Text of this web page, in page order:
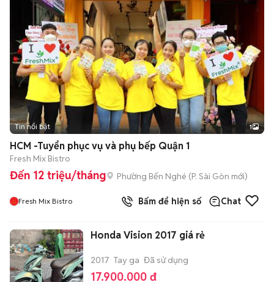
Tin nổi bật 1
HCM -Tuyển phục vụ và phụ bếp Quận 1
Fresh Mix Bistro
Đến 12 triệu/tháng Phường Bến Nghé (P. Sài Gòn mới)
Fresh Mix Bistro Bấm để hiện số Chat
Honda Vision 2017 giá rẻ
2017 Tay ga Đã sử dụng
17.900.000 đ